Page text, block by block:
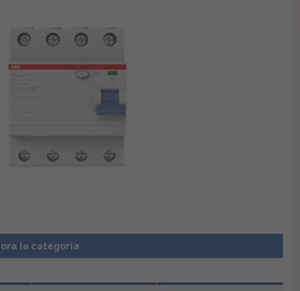
la categoria